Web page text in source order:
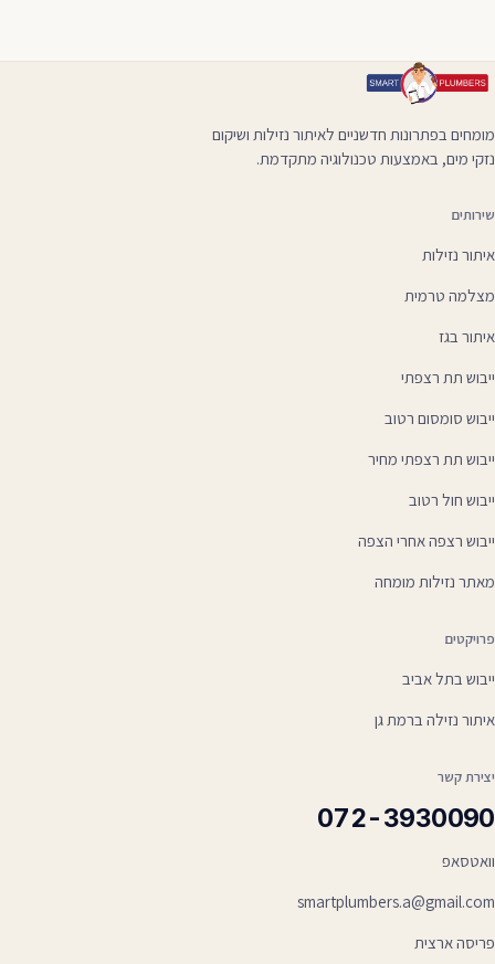
מומחים בפתרונות חדשניים לאיתור נזילות ושיקום
נזקי מים, באמצעות טכנולוגיה מתקדמת.
שירותים
איתור נזילות
מצלמה טרמית
איתור בגז
ייבוש תת רצפתי
ייבוש סומסום רטוב
ייבוש תת רצפתי מחיר
ייבוש חול רטוב
ייבוש רצפה אחרי הצפה
מאתר נזילות מומחה
פרויקטים
ייבוש בתל אביב
איתור נזילה ברמת גן
יצירת קשר
072-3930090
וואטסאפ
smartplumbers.a@gmail.com
פריסה ארצית